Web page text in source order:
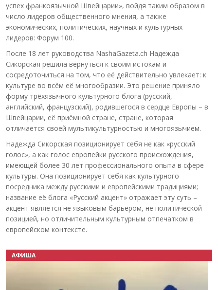
успех франкоязычной Швейцарии», войдя таким образом в
число лидеров общественного мнения, а также
экономических, политических, научных и культурных
лидеров: Форум 100.
После 18 лет руководства NashaGazeta.ch Надежда
Сикорская решила вернуться к своим истокам и
сосредоточиться на том, что её действительно увлекает: к
культуре во всём её многообразии. Это решение приняло
форму трёхязычного культурного блога (русский,
английский, французский), родившегося в сердце Европы – в
Швейцарии, её приёмной стране, стране, которая
отличается своей мультикультурностью и многоязычием.
Надежда Сикорская позиционирует себя не как «русский
голос», а как голос европейки русского происхождения,
имеющей более 30 лет профессионального опыта в сфере
культуры. Она позиционирует себя как культурного
посредника между русскими и европейскими традициями;
название её блога «Русский акцент» отражает эту суть –
акцент является не языковым барьером, не политической
позицией, но отличительным культурным отпечатком в
европейском контексте.
АФИША